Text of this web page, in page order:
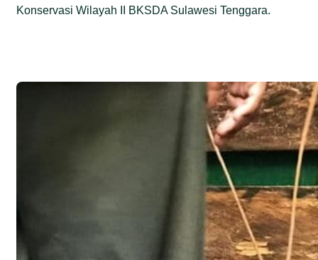
Konservasi Wilayah II BKSDA Sulawesi Tenggara.